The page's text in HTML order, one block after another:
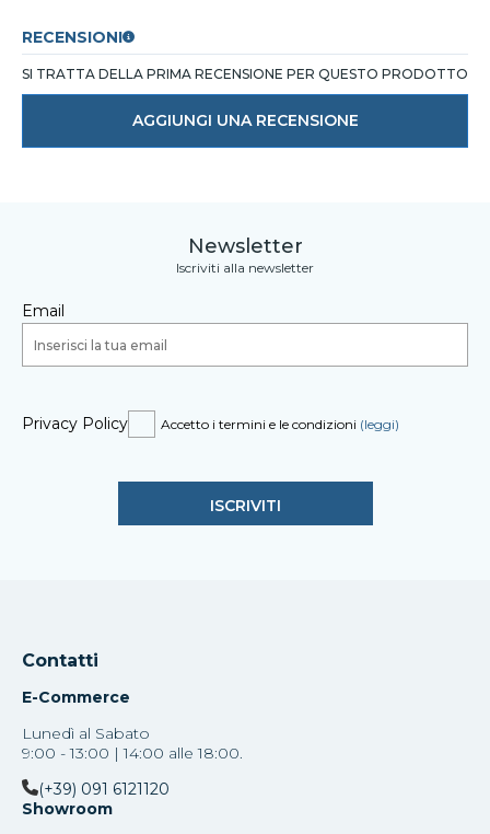
RECENSIONI
SI TRATTA DELLA PRIMA RECENSIONE PER QUESTO PRODOTTO
AGGIUNGI UNA RECENSIONE
Newsletter
Iscriviti alla newsletter
Email
Privacy Policy Accetto i termini e le condizioni (leggi)
Contatti
E-Commerce
Lunedì al Sabato
9:00 - 13:00 | 14:00 alle 18:00.
(+39) 091 6121120
Showroom